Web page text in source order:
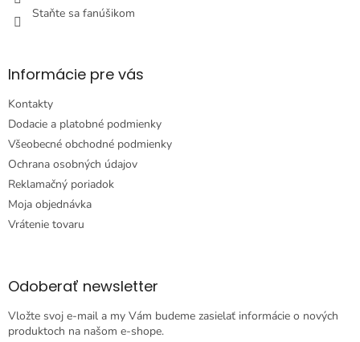
Staňte sa fanúšikom
Informácie pre vás
Kontakty
Dodacie a platobné podmienky
Všeobecné obchodné podmienky
Ochrana osobných údajov
Reklamačný poriadok
Moja objednávka
Vrátenie tovaru
Odoberať newsletter
Vložte svoj e-mail a my Vám budeme zasielať informácie o nových
produktoch na našom e-shope.